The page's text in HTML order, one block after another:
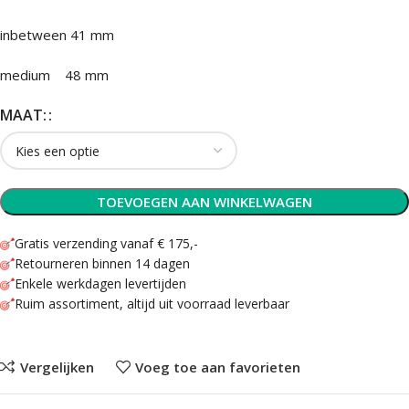
inbetween 41 mm
medium 48 mm
MAAT:
TOEVOEGEN AAN WINKELWAGEN
Gratis verzending vanaf € 175,-
Retourneren binnen 14 dagen
Enkele werkdagen levertijden
Ruim assortiment, altijd uit voorraad leverbaar
Vergelijken Voeg toe aan favorieten